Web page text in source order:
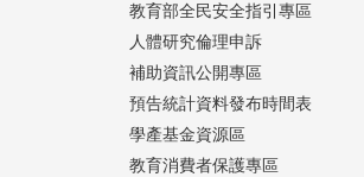
教育部全民安全指引專區
人體研究倫理申訴
補助資訊公開專區
預告統計資料發布時間表
學產基金資源區
教育消費者保護專區